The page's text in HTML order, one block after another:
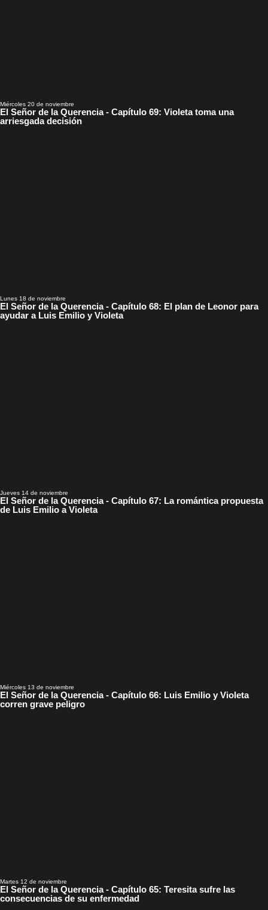
Miércoles 20 de noviembre
El Señor de la Querencia - Capítulo 69: Violeta toma una
arriesgada decisión
Lunes 18 de noviembre
El Señor de la Querencia - Capítulo 68: El plan de Leonor para
ayudar a Luis Emilio y Violeta
Jueves 14 de noviembre
El Señor de la Querencia - Capítulo 67: La romántica propuesta
de Luis Emilio a Violeta
Miércoles 13 de noviembre
El Señor de la Querencia - Capítulo 66: Luis Emilio y Violeta
corren grave peligro
Martes 12 de noviembre
El Señor de la Querencia - Capítulo 65: Teresita sufre las
consecuencias de su enfermedad